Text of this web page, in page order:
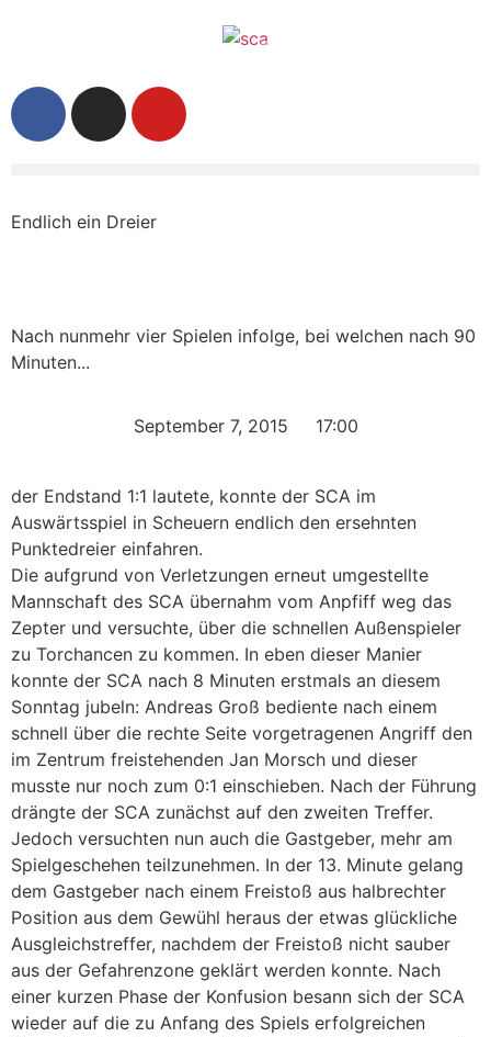
Endlich ein Dreier
Nach nunmehr vier Spielen infolge, bei welchen nach 90
Minuten...
September 7, 2015 17:00
der Endstand 1:1 lautete, konnte der SCA im
Auswärtsspiel in Scheuern endlich den ersehnten
Punktedreier einfahren.
Die aufgrund von Verletzungen erneut umgestellte
Mannschaft des SCA übernahm vom Anpfiff weg das
Zepter und versuchte, über die schnellen Außenspieler
zu Torchancen zu kommen. In eben dieser Manier
konnte der SCA nach 8 Minuten erstmals an diesem
Sonntag jubeln: Andreas Groß bediente nach einem
schnell über die rechte Seite vorgetragenen Angriff den
im Zentrum freistehenden Jan Morsch und dieser
musste nur noch zum 0:1 einschieben. Nach der Führung
drängte der SCA zunächst auf den zweiten Treffer.
Jedoch versuchten nun auch die Gastgeber, mehr am
Spielgeschehen teilzunehmen. In der 13. Minute gelang
dem Gastgeber nach einem Freistoß aus halbrechter
Position aus dem Gewühl heraus der etwas glückliche
Ausgleichstreffer, nachdem der Freistoß nicht sauber
aus der Gefahrenzone geklärt werden konnte. Nach
einer kurzen Phase der Konfusion besann sich der SCA
wieder auf die zu Anfang des Spiels erfolgreichen